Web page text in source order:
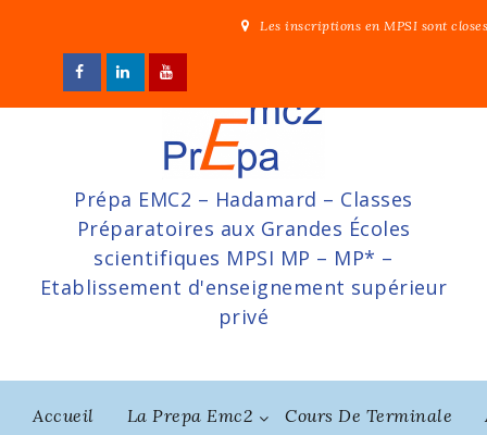
content
Les inscriptions en MPSI sont
Prépa EMC2 – Hadamard – Classes
Préparatoires aux Grandes Écoles
scientifiques MPSI MP – MP* –
Etablissement d'enseignement supérieur
privé
Accueil La Prepa Emc2 Cours De Terminale